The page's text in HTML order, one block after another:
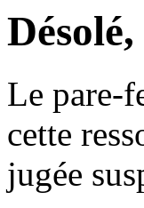
Le pare-
cette
jugée